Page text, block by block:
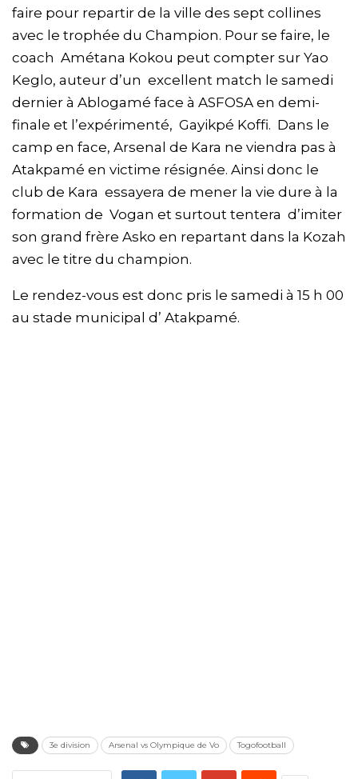
faire pour repartir de la ville des sept collines
avec le trophée du Champion. Pour se faire, le
coach Amétana Kokou peut compter sur Yao
Keglo, auteur d’un excellent match le samedi
dernier à Ablogamé face à ASFOSA en demi-
finale et l’expérimenté, Gayikpé Koffi. Dans le
camp en face, Arsenal de Kara ne viendra pas à
Atakpamé en victime résignée. Ainsi donc le
club de Kara essayera de mener la vie dure à la
formation de Vogan et surtout tentera d’imiter
son grand frère Asko en repartant dans la Kozah
avec le titre du champion.
Le rendez-vous est donc pris le samedi à 15 h 00
au stade municipal d’ Atakpamé.
3e division Arsenal vs Olympique de Vo Togofootball